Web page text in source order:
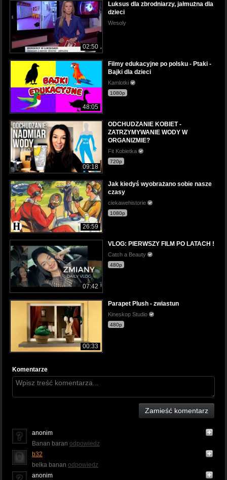
02:50
Luksus dla zbrodniarzy, jałmużna dla
dzieci
Wesoly
48:05
Filmy edukacyjne po polsku - Ptaki -
Bajki dla dzieci
Kamlotki
1080p
09:18
ODCHUDZANIE KOBIET -
ZATRZYMYWANIE WODY W
ORGANIZMIE?
Fit Kobietka
720p
26:59
Jak kiedyś wyobrażano sobie nasze
czasy
ciekawehistorie
1080p
07:42
VLOG: PIERWSZY FILM PO LATACH !
Catch a Beauty
480p
00:33
Parapet Plush - zwiastun
Kineskop Studio
480p
Komentarze
Zamieść komentarz
anonim
Banan baran odpowiedz
b32
belka banan odpowiedz
anonim